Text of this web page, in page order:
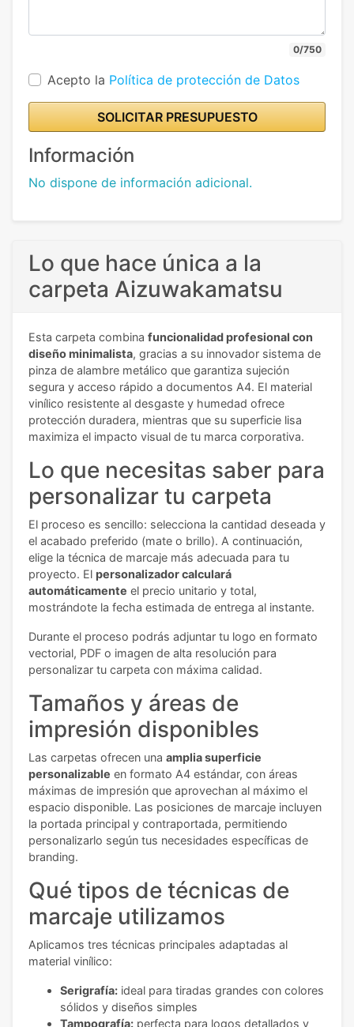
0/750
Acepto la Política de protección de Datos
SOLICITAR PRESUPUESTO
Información
No dispone de información adicional.
Lo que hace única a la
carpeta Aizuwakamatsu
Esta carpeta combina funcionalidad profesional con
diseño minimalista, gracias a su innovador sistema de
pinza de alambre metálico que garantiza sujeción
segura y acceso rápido a documentos A4. El material
vinílico resistente al desgaste y humedad ofrece
protección duradera, mientras que su superficie lisa
maximiza el impacto visual de tu marca corporativa.
Lo que necesitas saber para
personalizar tu carpeta
El proceso es sencillo: selecciona la cantidad deseada y
el acabado preferido (mate o brillo). A continuación,
elige la técnica de marcaje más adecuada para tu
proyecto. El personalizador calculará
automáticamente el precio unitario y total,
mostrándote la fecha estimada de entrega al instante.
Durante el proceso podrás adjuntar tu logo en formato
vectorial, PDF o imagen de alta resolución para
personalizar tu carpeta con máxima calidad.
Tamaños y áreas de
impresión disponibles
Las carpetas ofrecen una amplia superficie
personalizable en formato A4 estándar, con áreas
máximas de impresión que aprovechan al máximo el
espacio disponible. Las posiciones de marcaje incluyen
la portada principal y contraportada, permitiendo
personalizarlo según tus necesidades específicas de
branding.
Qué tipos de técnicas de
marcaje utilizamos
Aplicamos tres técnicas principales adaptadas al
material vinílico:
Serigrafía: ideal para tiradas grandes con colores
sólidos y diseños simples
Tampografía: perfecta para logos detallados y